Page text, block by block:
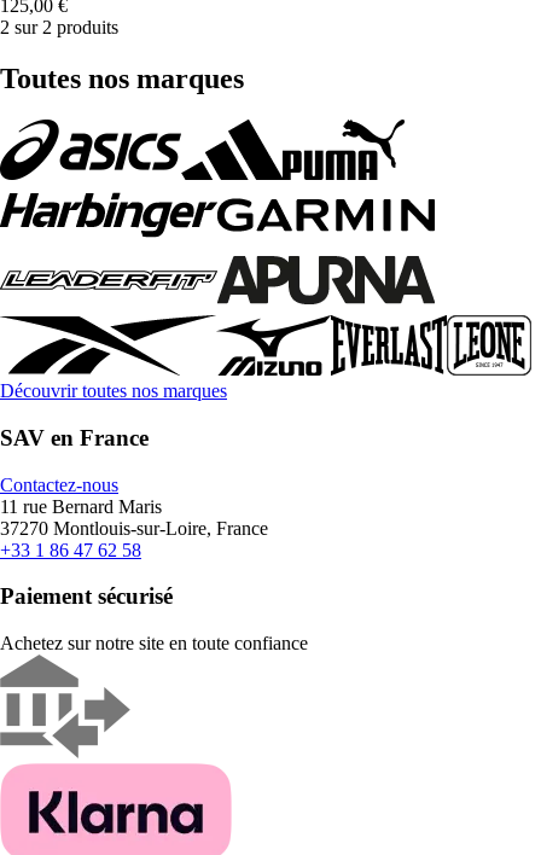
125,00 €
2 sur 2 produits
Toutes nos marques
Découvrir toutes nos marques
SAV en France
Contactez-nous
11 rue Bernard Maris
37270 Montlouis-sur-Loire, France
+33 1 86 47 62 58
Paiement sécurisé
Achetez sur notre site en toute confiance